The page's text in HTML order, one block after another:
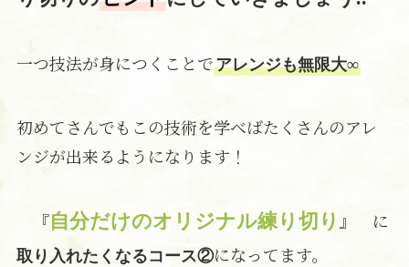
一つ技法が身につくことでアレンジも無限大∞
初めてさんでもこの技術を学べばたくさんのアレ
ンジが出来るようになります！
『自分だけのオリジナル練り切り 』 に
取り入れたくなるコース②になってます。